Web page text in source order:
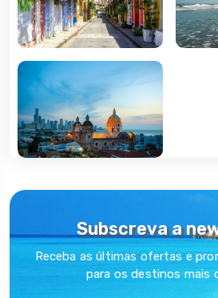
(OPCIONAL)
Menú gourmet. (OPCIONAL)
Embarque y llegada,
origen - Cartagena de
DIA 2 Cartagena de Indias
DIA 8
Regreso, Cartagena de
Aeropuerto de origen
Subscreva a
Receba as últimas ofertas e
para os destinos mais